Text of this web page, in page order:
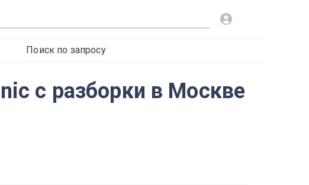
Поиск по запросу
с разборки в Москве